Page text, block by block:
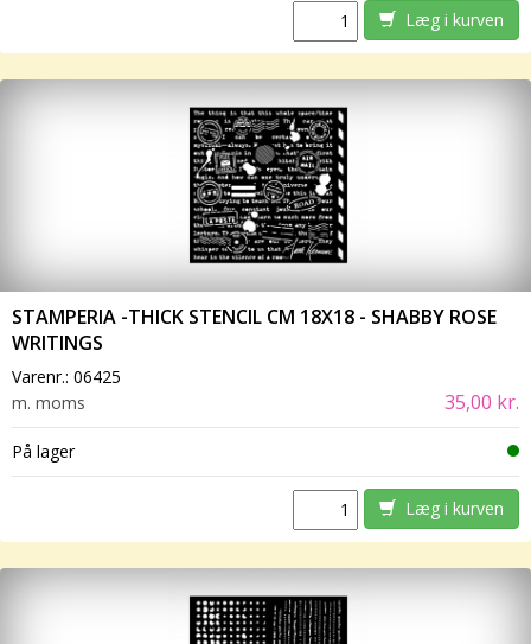
Læg i kurven
STAMPERIA -THICK STENCIL CM 18X18 - SHABBY ROSE
WRITINGS
Varenr.: 06425
m. moms
35,00 kr.
På lager
Læg i kurven